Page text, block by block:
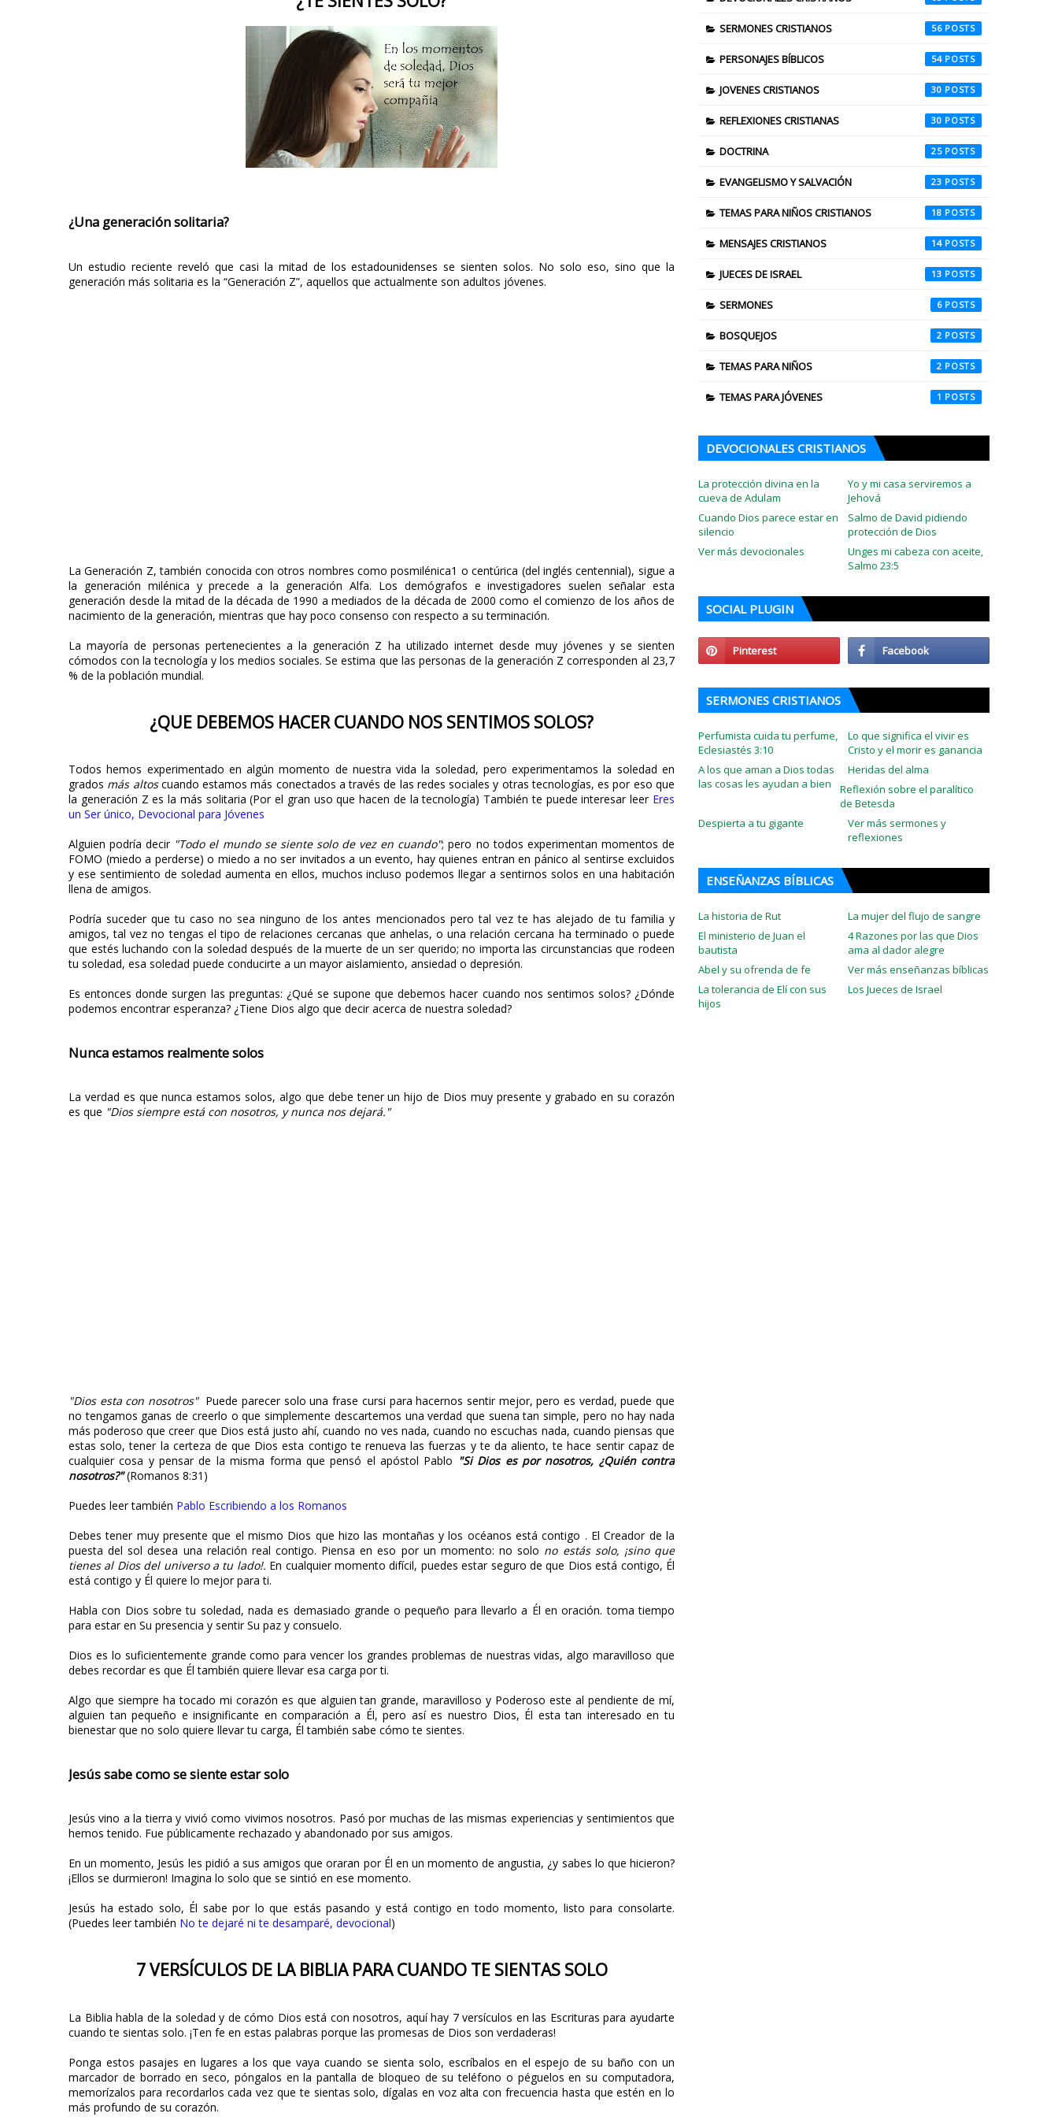
¿Una generación solitaria?
Un estudio reciente reveló que casi la mitad de los estadounidenses se sienten solos. No solo eso, sino que la
generación más solitaria es la “Generación Z”, aquellos que actualmente son adultos jóvenes.
La Generación Z, también conocida con otros nombres como posmilénica1​ o centúrica (del inglés centennial), sigue a
la generación milénica y precede a la generación Alfa. Los demógrafos e investigadores suelen señalar esta
generación desde la mitad de la década de 1990​ a mediados de la década de 2000​ como el comienzo de los años de
nacimiento de la generación, mientras que hay poco consenso con respecto a su terminación.
La mayoría de personas pertenecientes a la generación Z ha utilizado internet desde muy jóvenes y se sienten
cómodos con la tecnología y los medios sociales. Se estima que las personas de la generación Z corresponden al 23,7
% de la población mundial.
¿QUE DEBEMOS HACER CUANDO NOS SENTIMOS SOLOS?
Todos hemos experimentado en algún momento de nuestra vida la soledad, pero experimentamos la soledad en
grados más altoscuando estamos más conectados a través de las redes sociales y otras tecnologías, es por eso que
la generación Z es la más solitaria (Por el gran uso que hacen de la tecnología) También te puede interesar leer Eres
un Ser único, Devocional para Jóvenes
Alguien podría decir "Todo el mundo se siente solo de vez en cuando"; pero no todos experimentan momentos de
FOMO (miedo a perderse) o miedo a no ser invitados a un evento, hay quienes entran en pánico al sentirse excluidos
y ese sentimiento de soledad aumenta en ellos, muchos incluso podemos llegar a sentirnos solos en una habitación
llena de amigos.
Podría suceder que tu caso no sea ninguno de los antes mencionados pero tal vez te has alejado de tu familia y
amigos, tal vez no tengas el tipo de relaciones cercanas que anhelas, o una relación cercana ha terminado o puede
que estés luchando con la soledad después de la muerte de un ser querido; no importa las circunstancias que rodeen
tu soledad, esa soledad puede conducirte a un mayor aislamiento, ansiedad o depresión.
Es entonces donde surgen las preguntas: ¿Qué se supone que debemos hacer cuando nos sentimos solos? ¿Dónde
podemos encontrar esperanza? ¿Tiene Dios algo que decir acerca de nuestra soledad?
Nunca estamos realmente solos
La verdad es que nunca estamos solos, algo que debe tener un hijo de Dios muy presente y grabado en su corazón
es que "Dios siempre está con nosotros, y nunca nos dejará."
"Dios esta con nosotros"Puede parecer solo una frase cursi para hacernos sentir mejor, pero es verdad, puede que
no tengamos ganas de creerlo o que simplemente descartemos una verdad que suena tan simple, pero no hay nada
más poderoso que creer que Dios está justo ahí, cuando no ves nada, cuando no escuchas nada, cuando piensas que
estas solo, tener la certeza de que Dios esta contigo te renueva las fuerzas y te da aliento, te hace sentir capaz de
cualquier cosa y pensar de la misma forma que pensó el apóstol Pablo "Si Dios es por nosotros, ¿Quién contra
nosotros?"(Romanos 8:31)
Puedes leer también Pablo Escribiendo a los Romanos
Debes tener muy presente que el mismo Dios que hizo las montañas y los océanos está contigo . El Creador de la
puesta del sol desea una relación real contigo. Piensa en eso por un momento: no solo no estás solo, ¡sino que
tienes al Dios del universo a tu lado!. En cualquier momento difícil, puedes estar seguro de que Dios está contigo, Él
está contigo y Él quiere lo mejor para ti.
Habla con Dios sobre tu soledad, nada es demasiado grande o pequeño para llevarlo a Él en oración. toma tiempo
para estar en Su presencia y sentir Su paz y consuelo.
Dios es lo suficientemente grande como para vencer los grandes problemas de nuestras vidas, algo maravilloso que
debes recordar es que Él también quiere llevar esa carga por ti.
Algo que siempre ha tocado mi corazón es que alguien tan grande, maravilloso y Poderoso este al pendiente de mí,
alguien tan pequeño e insignificante en comparación a Él, pero así es nuestro Dios, Él esta tan interesado en tu
bienestar que no solo quiere llevar tu carga, Él también sabe cómo te sientes.
Jesús sabe como se siente estar solo
Jesús vino a la tierra y vivió como vivimos nosotros. Pasó por muchas de las mismas experiencias y sentimientos que
hemos tenido. Fue públicamente rechazado y abandonado por sus amigos.
En un momento, Jesús les pidió a sus amigos que oraran por Él en un momento de angustia, ¿y sabes lo que hicieron?
¡Ellos se durmieron! Imagina lo solo que se sintió en ese momento.
Jesús ha estado solo, Él sabe por lo que estás pasando y está contigo en todo momento, listo para consolarte.
(Puedes leer también No te dejaré ni te desamparé, devocional)
7 VERSÍCULOS DE LA BIBLIA PARA CUANDO TE SIENTAS SOLO
La Biblia habla de la soledad y de cómo Dios está con nosotros, aquí hay 7 versículos en las Escrituras para ayudarte
cuando te sientas solo. ¡Ten fe en estas palabras porque las promesas de Dios son verdaderas!
Ponga estos pasajes en lugares a los que vaya cuando se sienta solo, escríbalos en el espejo de su baño con un
marcador de borrado en seco, póngalos en la pantalla de bloqueo de su teléfono o péguelos en su computadora,
memorízalos para recordarlos cada vez que te sientas solo, dígalas en voz alta con frecuencia hasta que estén en lo
más profundo de su corazón.
SERMONES CRISTIANOS 56
PERSONAJES BÍBLICOS 54
JOVENES CRISTIANOS 30
REFLEXIONES CRISTIANAS 30
DOCTRINA 25
EVANGELISMO Y SALVACIÓN 23
TEMAS PARA NIÑOS CRISTIANOS 18
MENSAJES CRISTIANOS 14
JUECES DE ISRAEL 13
SERMONES 6
BOSQUEJOS 2
TEMAS PARA NIÑOS 2
TEMAS PARA JÓVENES 1
DEVOCIONALES CRISTIANOS
La protección divina en la
cueva de Adulam
Yo y mi casa serviremos a
Jehová
Cuando Dios parece estar en
silencio
Salmo de David pidiendo
protección de Dios
Ver más devocionales
Unges mi cabeza con aceite,
Salmo 23:5
SOCIAL PLUGIN
SERMONES CRISTIANOS
Perfumista cuida tu perfume,
Eclesiastés 3:10
Lo que significa el vivir es
Cristo y el morir es ganancia
A los que aman a Dios todas
las cosas les ayudan a bien
Heridas del alma
Reflexión sobre el paralítico
de Betesda
Ver más sermones y
reflexiones
Despierta a tu gigante
ENSEÑANZAS BÍBLICAS
La historia de Rut
La mujer del flujo de sangre
El ministerio de Juan el
bautista
4 Razones por las que Dios
ama al dador alegre
Abel y su ofrenda de fe
Ver más enseñanzas bíblicas
La tolerancia de Elí con sus
hijos
Los Jueces de Israel